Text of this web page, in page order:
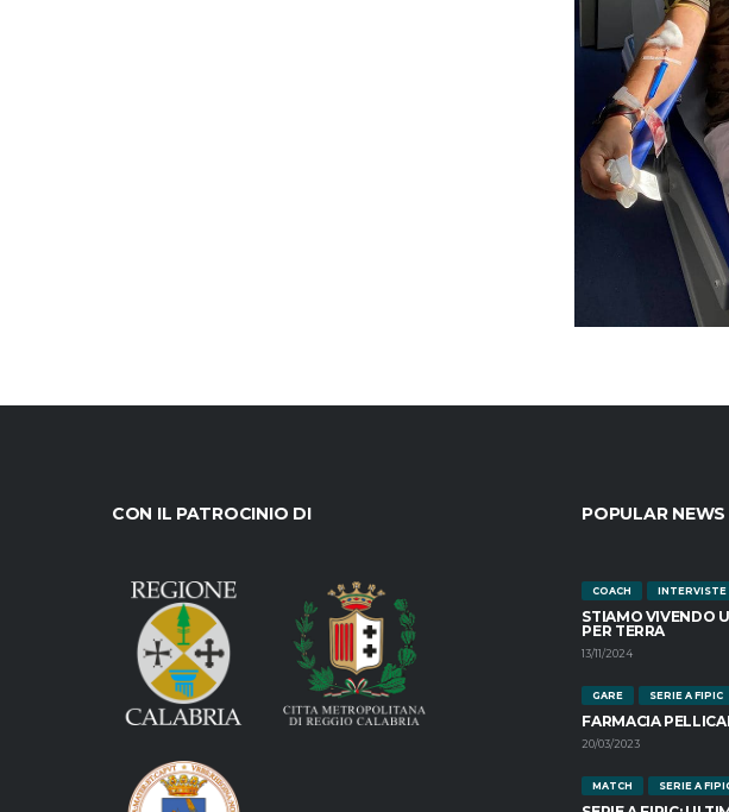
CON IL PATROCINIO DI POPULAR NEWS
COACH INTERVISTE
STIAMO VIVENDO
PER TERRA
13/11/2024
GARE SERIE A FIPIC
FARMACIA
20/03/2023
MATCH SERIE A